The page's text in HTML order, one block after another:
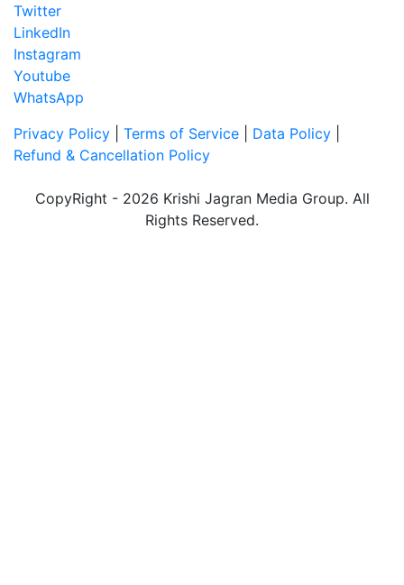
Twitter
LinkedIn
Instagram
Youtube
WhatsApp
Privacy Policy
Terms of Service Data Policy
Refund & Cancellation Policy
CopyRight - 2026 Krishi Jagran Media Group. All
Rights Reserved.